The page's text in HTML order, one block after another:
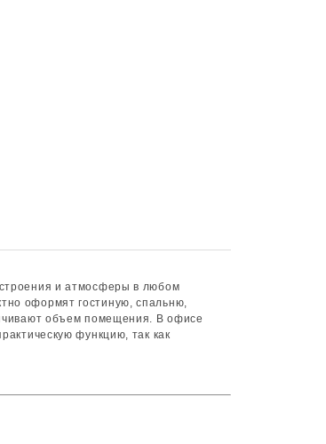
и атмосферы в любом
оформят гостиную, спальню,
объем помещения. В офисе
функцию, так как